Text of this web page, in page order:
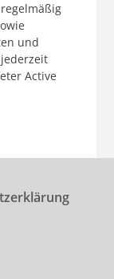
und
Active